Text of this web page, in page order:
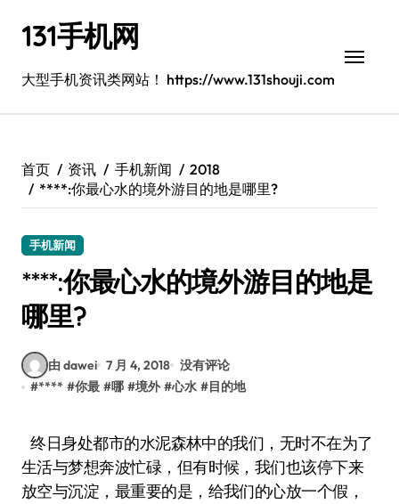
131手机网
大型手机资讯类网站！ https://www.131shouji.com
首页 资讯 手机新闻
2018
****:你最心水的境外游目的地是哪里?
手机新闻
****:你最心水的境外游目的地是
哪里?
由 dawei 7 月 4, 2018 没有评论
#**** #你最 #哪 #境外 #心水 #目的地
终日身处都市的水泥森林中的我们，无时不在为了
生活与梦想奔波忙碌，但有时候，我们也该停下来
放空与沉淀，最重要的是，给我们的心放一个假，